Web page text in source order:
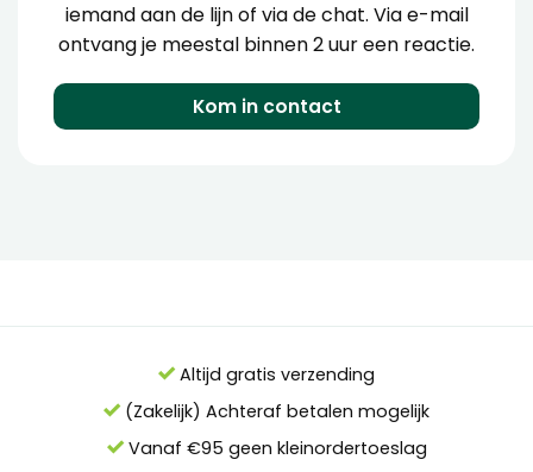
iemand aan de lijn of via de chat. Via e-mail
ontvang je meestal binnen 2 uur een reactie.
Kom in contact
Altijd gratis verzending
(Zakelijk) Achteraf betalen mogelijk
Vanaf €95 geen kleinordertoeslag